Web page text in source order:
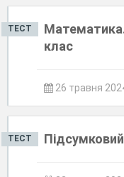
ТЕСТ
клас
26 травня
ТЕСТ Підсумковий